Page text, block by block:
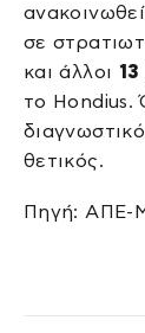
σε
και άλλοι 13
το Hondius.
θετικός.
Πηγή: ΑΠΕ-